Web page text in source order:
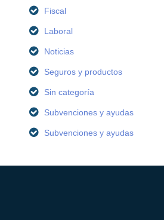
Fiscal
Laboral
Noticias
Seguros y productos
Sin categoría
Subvenciones y ayudas
Subvenciones y ayudas